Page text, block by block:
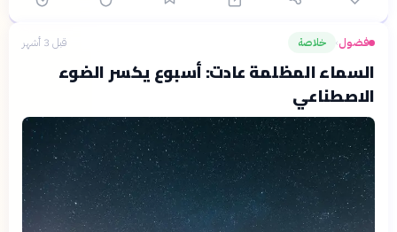
فضول› خلاصة قبل 3 أشهر
السماء المظلمة عادت: أسبوع يكسر الضوء
الاصطناعي